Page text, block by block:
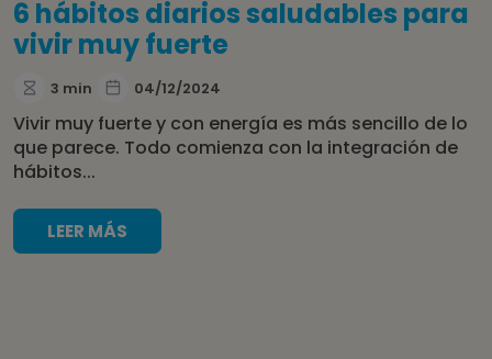
6 hábitos diarios saludables para
vivir muy fuerte
3 min 04/12/2024
Vivir muy fuerte y con energía es más sencillo de lo
que parece. Todo comienza con la integración de
hábitos...
LEER MÁS